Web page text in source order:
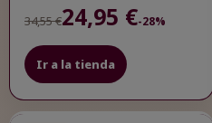
34,55 €24,95 €-28%
Ir a la tienda